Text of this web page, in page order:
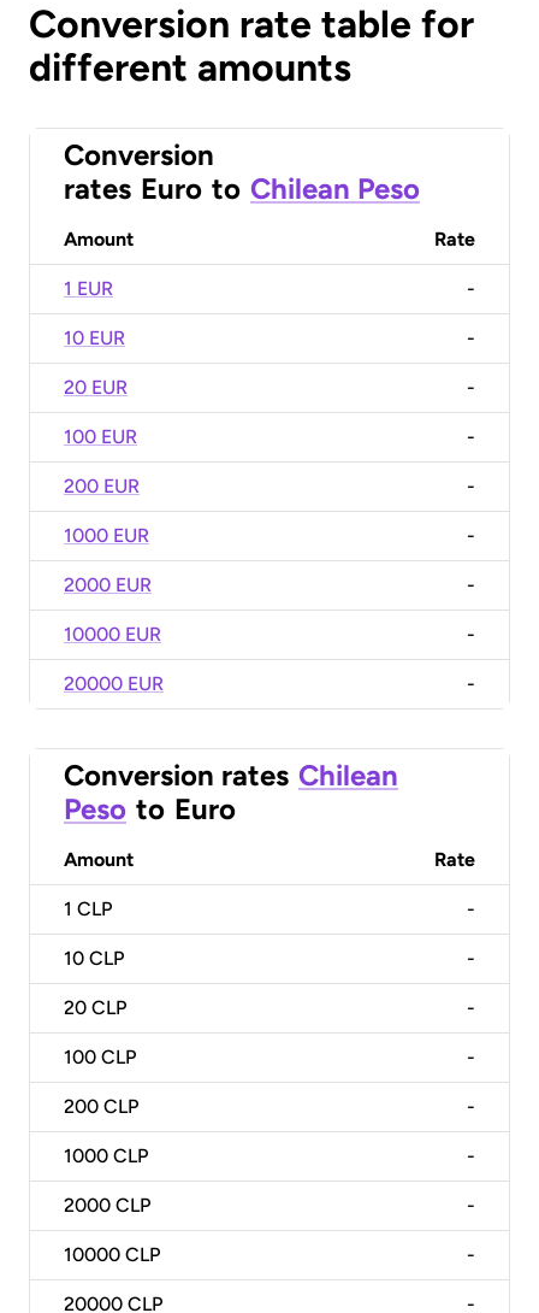
Conversion rate table for
different amounts
Conversion
rates Euro to Chilean Peso
Amount Rate
1 EUR -
10 EUR -
20 EUR -
100 EUR -
200 EUR -
1000 EUR -
2000 EUR -
10000 EUR -
20000 EUR -
Conversion rates Chilean
Peso to Euro
Amount Rate
1 CLP -
10 CLP -
20 CLP -
100 CLP -
200 CLP -
1000 CLP -
2000 CLP -
10000 CLP -
20000 CLP -